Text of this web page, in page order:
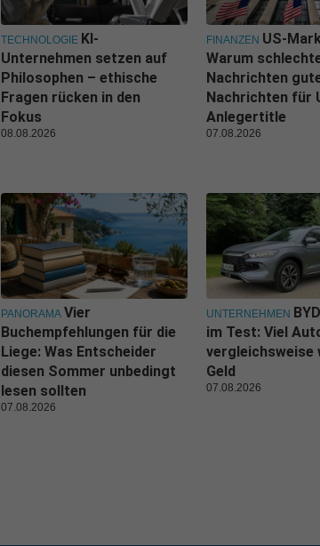
TECHNOLOGIE KI-
Unternehmen setzen auf
Philosophen – ethische
Fragen rücken in den
Fokus
08.08.2026
FINANZEN US-
Warum
Nachrichten
Nachrichten für
Anlegertitle
07.08.2026
PANORAMA Vier
Buchempfehlungen für die
Liege: Was Entscheider
diesen Sommer unbedingt
lesen sollten
07.08.2026
UNTERNEHMEN
im Test: Viel
vergleichsweise
Geld
07.08.2026